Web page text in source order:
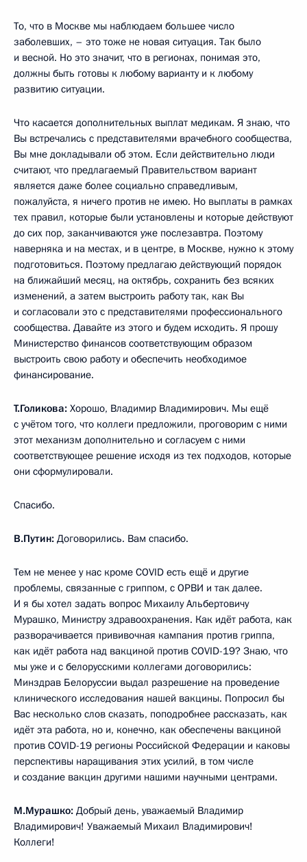
То, что в Москве мы наблюдаем большее число
заболевших, – это тоже не новая ситуация. Так было
и весной. Но это значит, что в регионах, понимая это,
должны быть готовы к любому варианту и к любому
развитию ситуации.
Что касается дополнительных выплат медикам. Я знаю, что
Вы встречались с представителями врачебного сообщества,
Вы мне докладывали об этом. Если действительно люди
считают, что предлагаемый Правительством вариант
является даже более социально справедливым,
пожалуйста, я ничего против не имею. Но выплаты в рамках
тех правил, которые были установлены и которые действуют
до сих пор, заканчиваются уже послезавтра. Поэтому
наверняка и на местах, и в центре, в Москве, нужно к этому
подготовиться. Поэтому предлагаю действующий порядок
на ближайший месяц, на октябрь, сохранить без всяких
изменений, а затем выстроить работу так, как Вы
и согласовали это с представителями профессионального
сообщества. Давайте из этого и будем исходить. Я прошу
Министерство финансов соответствующим образом
выстроить свою работу и обеспечить необходимое
финансирование.
Т.Голикова: Хорошо, Владимир Владимирович. Мы ещё
с учётом того, что коллеги предложили, проговорим с ними
этот механизм дополнительно и согласуем с ними
соответствующее решение исходя из тех подходов, которые
они сформулировали.
Спасибо.
В.Путин: Договорились. Вам спасибо.
Тем не менее у нас кроме COVID есть ещё и другие
проблемы, связанные с гриппом, с ОРВИ и так далее.
И я бы хотел задать вопрос Михаилу Альбертовичу
Мурашко, Министру здравоохранения. Как идёт работа, как
разворачивается прививочная кампания против гриппа,
как идёт работа над вакциной против COVID-19? Знаю, что
мы уже и с белорусскими коллегами договорились:
Минздрав Белоруссии выдал разрешение на проведение
клинического исследования нашей вакцины. Попросил бы
Вас несколько слов сказать, поподробнее рассказать, как
идёт эта работа, но и, конечно, как обеспечены вакциной
против COVID-19 регионы Российской Федерации и каковы
перспективы наращивания этих усилий, в том числе
и создание вакцин другими нашими научными центрами.
М.Мурашко: Добрый день, уважаемый Владимир
Владимирович! Уважаемый Михаил Владимирович!
Коллеги!